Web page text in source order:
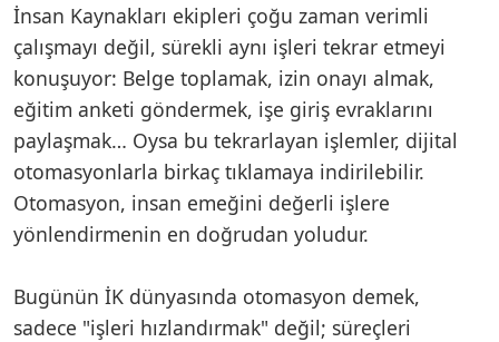
İnsan Kaynakları ekipleri çoğu zaman verimli
çalışmayı değil, sürekli aynı işleri tekrar etmeyi
konuşuyor: Belge toplamak, izin onayı almak,
eğitim anketi göndermek, işe giriş evraklarını
paylaşmak… Oysa bu tekrarlayan işlemler, dijital
otomasyonlarla birkaç tıklamaya indirilebilir.
Otomasyon, insan emeğini değerli işlere
yönlendirmenin en doğrudan yoludur.
Bugünün İK dünyasında otomasyon demek,
sadece "işleri hızlandırmak" değil; süreçleri